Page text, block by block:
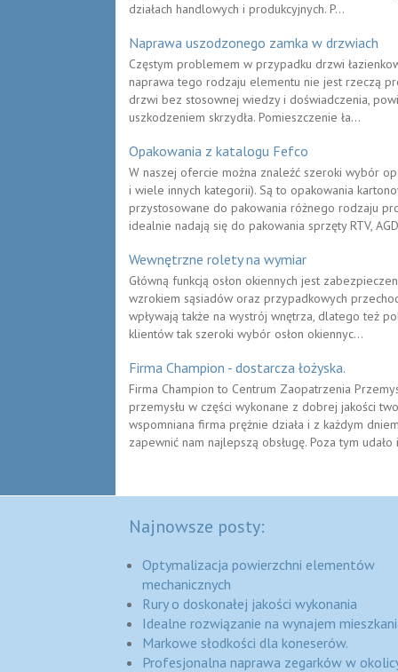
działach handlowych i produkcyjnych. P...
Naprawa uszodzonego zamka w drzwiach
Częstym problemem w przypadku drzwi
naprawa tego rodzaju elementu nie jest rzeczą
drzwi bez stosownej wiedzy i doświadczenia,
uszkodzeniem skrzydła. Pomieszczenie ła...
Opakowania z katalogu Fefco
W naszej ofercie można znaleźć szeroki wybór
i wiele innych kategorii). Są to opakowania
przystosowane do pakowania różnego rodzaju
idealnie nadają się do pakowania sprzęty RTV,
Wewnętrzne rolety na wymiar
Główną funkcją osłon okiennych jest
wzrokiem sąsiadów oraz przypadkowych
wpływają także na wystrój wnętrza, dlatego też
klientów tak szeroki wybór osłon okiennyc...
Firma Champion - dostarcza łożyska.
Firma Champion to Centrum Zaopatrzenia
przemysłu w części wykonane z dobrej jakości
wspomniana firma prężnie działa i z każdym
zapewnić nam najlepszą obsługę. Poza tym udało
Najnowsze posty:
Optymalizacja powierzchni elementów
mechanicznych
Rury o doskonałej jakości wykonania
Idealne rozwiązanie na wynajem
Markowe słodkości dla koneserów.
Profesjonalna naprawa zegarków w